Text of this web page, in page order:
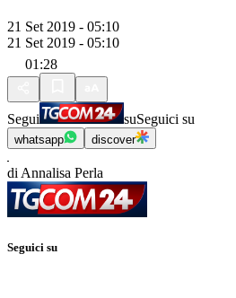
21 Set 2019 - 05:10
21 Set 2019 - 05:10
01:28
Segui suSeguici su
whatsapp discover
di Annalisa Perla
Seguici su